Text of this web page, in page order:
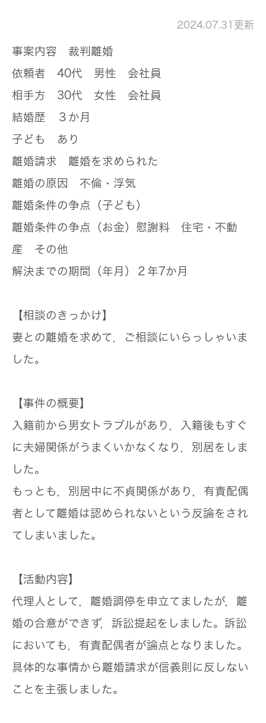
2024.07.31更新
事案内容 裁判離婚
依頼者 40代 男性 会社員
相手方 30代 女性 会社員
結婚歴 ３か月
子ども あり
離婚請求 離婚を求められた
離婚の原因 不倫・浮気
離婚条件の争点（子ども）
離婚条件の争点（お金） 慰謝料 住宅・不動
産 その他
解決までの期間（年月） ２年7か月
【相談のきっかけ】
妻との離婚を求めて，ご相談にいらっしゃいま
した。
【事件の概要】
入籍前から男女トラブルがあり，入籍後もすぐ
に夫婦関係がうまくいかなくなり，別居をしま
した。
もっとも，別居中に不貞関係があり，有責配偶
者として離婚は認められないという反論をされ
てしまいました。
【活動内容】
代理人として，離婚調停を申立てましたが，離
婚の合意ができず，訴訟提起をしました。訴訟
においても，有責配偶者が論点となりました。
具体的な事情から離婚請求が信義則に反しない
ことを主張しました。